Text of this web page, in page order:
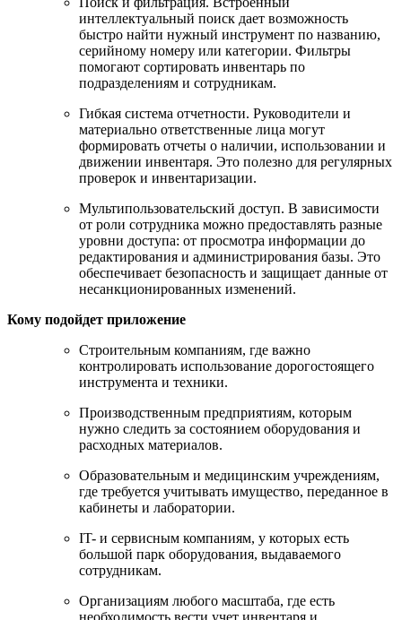
интеллектуальный поиск дает возможность
быстро найти нужный инструмент по названию,
серийному номеру или категории. Фильтры
помогают сортировать инвентарь по
подразделениям и сотрудникам.
Гибкая система отчетности. Руководители и
материально ответственные лица могут
формировать отчеты о наличии, использовании и
движении инвентаря. Это полезно для регулярных
проверок и инвентаризации.
Мультипользовательский доступ. В зависимости
от роли сотрудника можно предоставлять разные
уровни доступа: от просмотра информации до
редактирования и администрирования базы. Это
обеспечивает безопасность и защищает данные от
несанкционированных изменений.
Кому подойдет приложение
Строительным компаниям, где важно
контролировать использование дорогостоящего
инструмента и техники.
Производственным предприятиям, которым
нужно следить за состоянием оборудования и
расходных материалов.
Образовательным и медицинским учреждениям,
где требуется учитывать имущество, переданное в
кабинеты и лаборатории.
IT- и сервисным компаниям, у которых есть
большой парк оборудования, выдаваемого
сотрудникам.
Организациям любого масштаба, где есть